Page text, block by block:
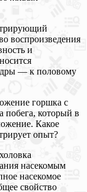
воспроизведения
и
— к половому
горшка с
побега, который в
Какое
опыт?
насекомым
насекомое
свойство